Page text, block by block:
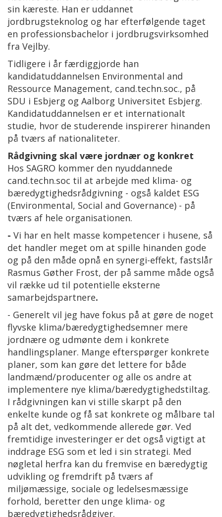
sin kæreste. Han er uddannet
jordbrugsteknolog og har efterfølgende taget
en professionsbachelor i jordbrugsvirksomhed
fra Vejlby.
Tidligere i år færdiggjorde han
kandidatuddannelsen Environmental and
Ressource Management, cand.techn.soc., på
SDU i Esbjerg og Aalborg Universitet Esbjerg.
Kandidatuddannelsen er et internationalt
studie, hvor de studerende inspirerer hinanden
på tværs af nationaliteter.
Rådgivning skal være jordnær og konkret
Hos SAGRO kommer den nyuddannede
cand.techn.soc til at arbejde med klima- og
bæredygtighedsrådgivning - også kaldet ESG
(Environmental, Social and Governance) - på
tværs af hele organisationen.
- Vi har en helt masse kompetencer i husene, så
det handler meget om at spille hinanden gode
og på den måde opnå en synergi-effekt, fastslår
Rasmus Gøther Frost, der på samme måde også
vil række ud til potentielle eksterne
samarbejdspartnere.
- Generelt vil jeg have fokus på at gøre de noget
flyvske klima/bæredygtighedsemner mere
jordnære og udmønte dem i konkrete
handlingsplaner. Mange efterspørger konkrete
planer, som kan gøre det lettere for både
landmænd/producenter og alle os andre at
implementere nye klima/bæredygtighedstiltag.
I rådgivningen kan vi stille skarpt på den
enkelte kunde og få sat konkrete og målbare tal
på alt det, vedkommende allerede gør. Ved
fremtidige investeringer er det også vigtigt at
inddrage ESG som et led i sin strategi. Med
nøgletal herfra kan du fremvise en bæredygtig
udvikling og fremdrift på tværs af
miljømæssige, sociale og ledelsesmæssige
forhold, beretter den unge klima- og
bæredygtighedsrådgiver.